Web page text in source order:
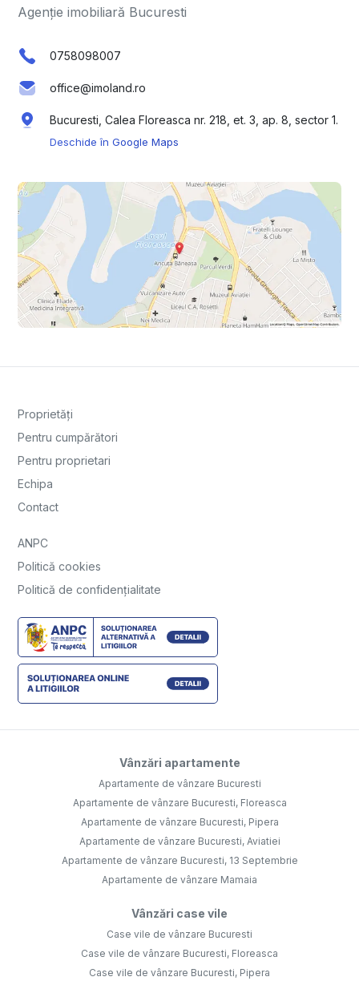
Agenție imobiliară Bucuresti
0758098007
office@imoland.ro
Bucuresti, Calea Floreasca nr. 218, et. 3, ap. 8, sector 1.
Deschide în Google Maps
Proprietăți
Pentru cumpărători
Pentru proprietari
Echipa
Contact
ANPC
Politică cookies
Politică de confidențialitate
Vânzări apartamente
Apartamente de vânzare Bucuresti
Apartamente de vânzare Bucuresti, Floreasca
Apartamente de vânzare Bucuresti, Pipera
Apartamente de vânzare Bucuresti, Aviatiei
Apartamente de vânzare Bucuresti, 13 Septembrie
Apartamente de vânzare Mamaia
Vânzări case vile
Case vile de vânzare Bucuresti
Case vile de vânzare Bucuresti, Floreasca
Case vile de vânzare Bucuresti, Pipera